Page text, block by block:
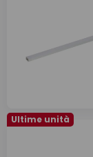
Ultime unità